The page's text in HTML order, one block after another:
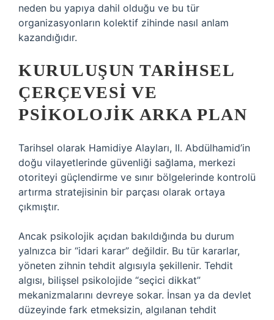
neden bu yapıya dahil olduğu ve bu tür
organizasyonların kolektif zihinde nasıl anlam
kazandığıdır.
KURULUŞUN TARIHSEL
ÇERÇEVESI VE
PSIKOLOJIK ARKA PLAN
Tarihsel olarak Hamidiye Alayları, II. Abdülhamid’in
doğu vilayetlerinde güvenliği sağlama, merkezi
otoriteyi güçlendirme ve sınır bölgelerinde kontrolü
artırma stratejisinin bir parçası olarak ortaya
çıkmıştır.
Ancak psikolojik açıdan bakıldığında bu durum
yalnızca bir “idari karar” değildir. Bu tür kararlar,
yöneten zihnin tehdit algısıyla şekillenir. Tehdit
algısı, bilişsel psikolojide “seçici dikkat”
mekanizmalarını devreye sokar. İnsan ya da devlet
düzeyinde fark etmeksizin, algılanan tehdit